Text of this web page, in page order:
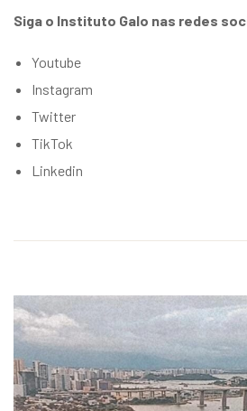
Siga o Instituto Galo nas redes
Youtube
Instagram
Twitter
TikTok
Linkedin